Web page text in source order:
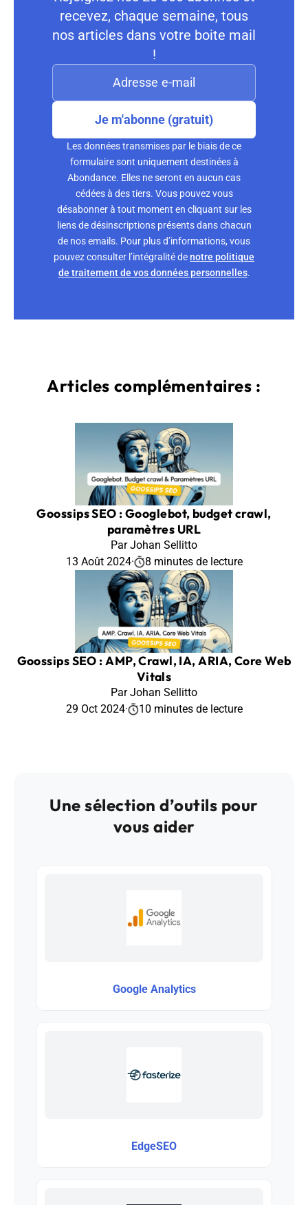
recevez, chaque semaine, tous
nos articles dans votre boite mail
!
Je m'abonne (gratuit)
Les données transmises par le biais de ce
formulaire sont uniquement destinées à
Abondance. Elles ne seront en aucun cas
cédées à des tiers. Vous pouvez vous
désabonner à tout moment en cliquant sur les
liens de désinscriptions présents dans chacun
de nos emails. Pour plus d’informations, vous
pouvez consulter l’intégralité denotre politique
de traitement de vos données personnelles.
Articles complémentaires :
Goossips SEO : Googlebot, budget crawl,
paramètres URL
Par Johan Sellitto
13 Août 2024· 8 minutes de lecture
Goossips SEO : AMP, Crawl, IA, ARIA, Core Web
Vitals
Par Johan Sellitto
29 Oct 2024· 10 minutes de lecture
Une sélection d’outils pour
vous aider
Google Analytics
EdgeSEO